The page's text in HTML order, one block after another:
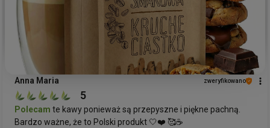
Anna Maria zweryfikowano
5
Polecam te kawy ponieważ są przepyszne i piękne pachną.
Bardzo ważne, że to Polski produkt 🤍❤️ 🥰☕